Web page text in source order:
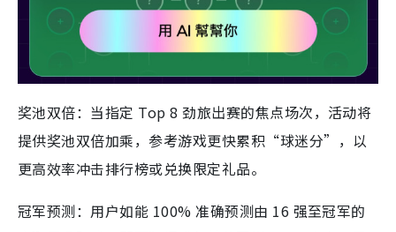
奖池双倍：当指定 Top 8 劲旅出赛的焦点场次，活动将
提供奖池双倍加乘，参考游戏更快累积“球迷分”，以
更高效率冲击排行榜或兑换限定礼品。
冠军预测：用户如能 100% 准确预测由 16 强至冠军的